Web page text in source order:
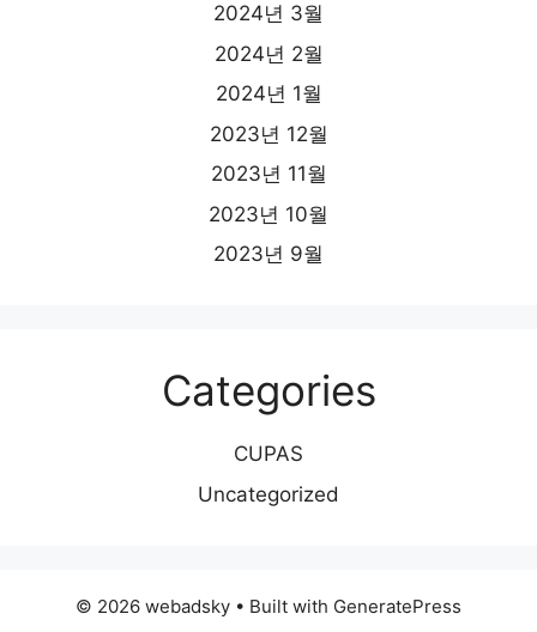
2024년 3월
2024년 2월
2024년 1월
2023년 12월
2023년 11월
2023년 10월
2023년 9월
Categories
CUPAS
Uncategorized
© 2026 webadsky • Built with GeneratePress